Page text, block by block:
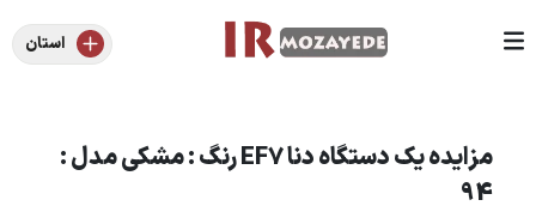
استان
مزایده یک دستگاه دنا EF7 رنگ : مشکی مدل :
94